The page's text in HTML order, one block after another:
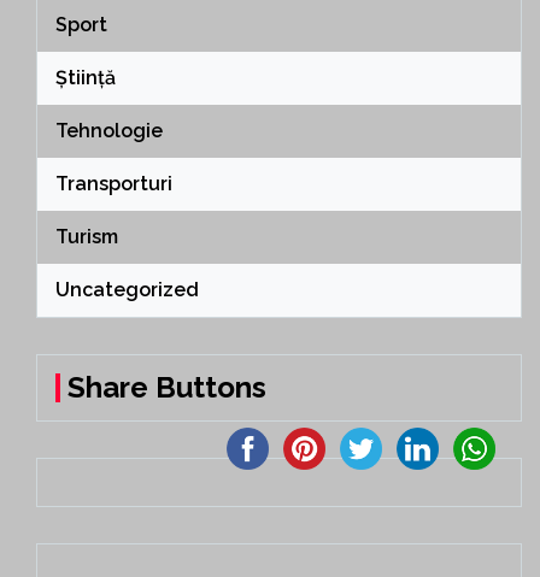
Sport
Știință
Tehnologie
Transporturi
Turism
Uncategorized
Share Buttons